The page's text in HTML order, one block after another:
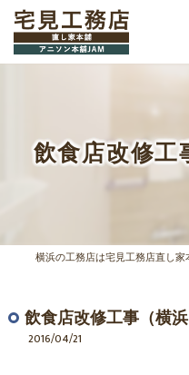
飲食店改修
飲食店改修工事（横
2016/04/21